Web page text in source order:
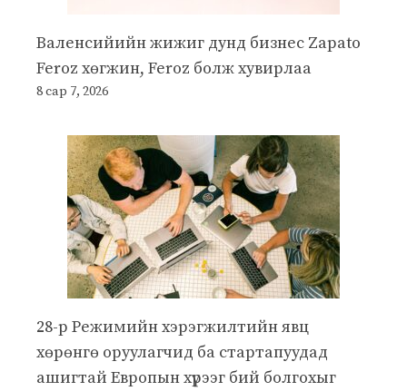
Валенсийийн жижиг дунд бизнес Zapato
Feroz хөгжин, Feroz болж хувирлаа
8 сар 7, 2026
28-р Режимийн хэрэгжилтийн явц
хөрөнгө оруулагчид ба стартапуудад
ашигтай Европын хүрээг бий болгохыг